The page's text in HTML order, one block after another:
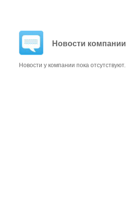
Новости компании
Новости у компании пока отсутствуют.